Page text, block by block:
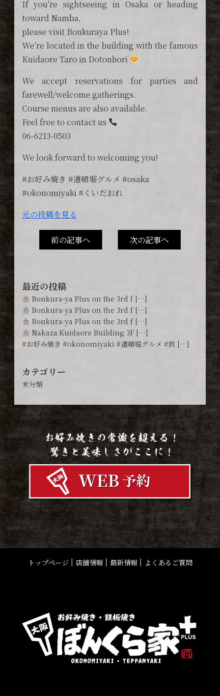
If you’re sightseeing in Osaka or heading
toward Namba,
please visit Bonkuraya Plus!
We’re located in the building with the famous
Kuidaore Taro in Dotonbori
We accept reservations for parties and
farewell/welcome gatherings.
Course menus are also available.
Feel free to contact us
06-6213-0503
We look forward to welcoming you!
#お好み焼き #道頓堀グルメ #osaka
#okonomiyaki #くいだおれ
元の投稿を見る
前の記事へ 次の記事へ
最近の投稿
Bonkura-ya Plus on the 3rd f […]
Bonkura-ya Plus on the 3rd f […]
Bonkura-ya Plus on the 3rd f […]
Nakaza Kuidaore Building 3F […]
#お好み焼き #okonomiyaki #道頓堀グルメ #鉄 […]
カテゴリー
未分類
トップページ 店舗情報 最新情報 よくあるご質問